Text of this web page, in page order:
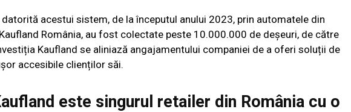
acestui sistem, de la începutul anului 2023, prin automatele din
România, au fost colectate peste 10.000.000 de deșeuri, de către
Kaufland se aliniază angajamentului companiei de a oferi soluții de
accesibile clienților săi.
este singurul retailer din România cu o